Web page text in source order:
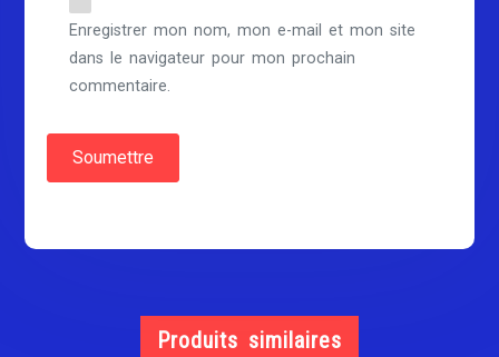
Enregistrer mon nom, mon e-mail et mon site
dans le navigateur pour mon prochain
commentaire.
Produits similaires